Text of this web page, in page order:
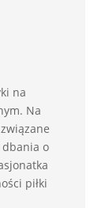
na
Na
dbania o
piłki